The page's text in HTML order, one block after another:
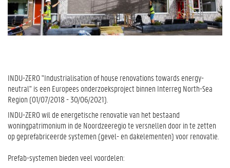
INDU-ZERO "Industrialisation of house renovations towards energy-
neutral" is een Europees onderzoeksproject binnen Interreg North-Sea
Region (01/07/2018 - 30/06/2021).
INDU-ZERO wil de energetische renovatie van het bestaand
woningpatrimonium in de Noordzeeregio te versnellen door in te zetten
op geprefabriceerde systemen (gevel- en dakelementen) voor renovatie.
Prefab-systemen bieden veel voordelen: